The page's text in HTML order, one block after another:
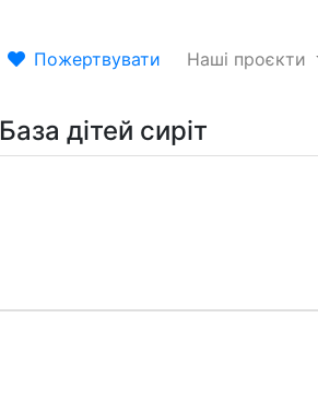
Пожертвувати Наші проєкти
База дітей сиріт